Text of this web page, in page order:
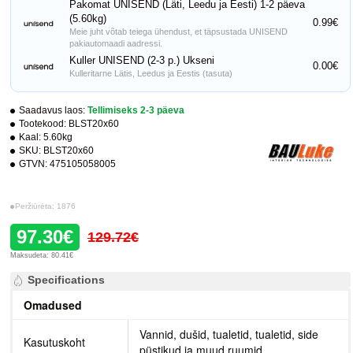
Saadavus laos: Tellimiseks 2-3 päeva
Tootekood: BLST20x60
Kaal: 5.60kg
SKU: BLST20x60
GTVN: 475105058005
Peržiūrėta: 1876
97.30€ 129.72€
Maksudeta: 80.41€
Pakomat UNISEND (Läti, Leedu ja Eesti) 1-2 päeva
(5.60kg)
Meie juht võtab teiega ühendust, et täpsustada UNISEND
pakiautomaadi aadressi.
0.99€
Kuller UNISEND (2-3 p.) Ukseni
Kulleritarne Lätis, Leedus ja Eestis (tasuta)
0.00€
Specifications
Omadused
Kasutuskoht
Vannid, dušid, tualetid, tualetid, side
püstikud ja muud ruumid